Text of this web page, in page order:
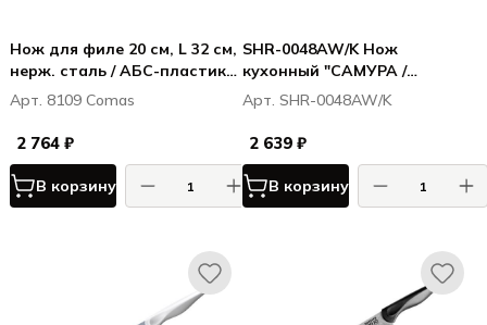
Нож для филе 20 см, L 32 см,
нерж. сталь / АБС-пластик,
цвет ручки белый, Марбл /
Marble
Арт. 8109 Сomas
2 764 ₽
В корзину
SHR-0048AW/K Нож
кухонный "САМУРА /
SAMURA Харакири /
Harakiri" филейный 218 мм,
корроз.-стойкая
Арт. SHR-0048AW/K
2 639 ₽
В корзину